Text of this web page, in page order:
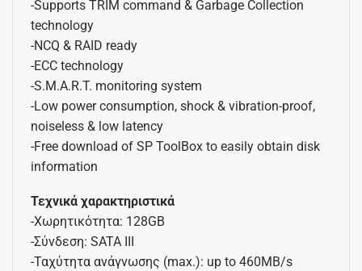
-Supports TRIM command & Garbage Collection
technology
-NCQ & RAID ready
-ECC technology
-S.M.A.R.T. monitoring system
-Low power consumption, shock & vibration-proof,
noiseless & low latency
-Free download of SP ToolBox to easily obtain disk
information
Τεχνικά χαρακτηριστικά
-Χωρητικότητα: 128GB
-Σύνδεση: SATA III
-Ταχύτητα ανάγνωσης (max.): up to 460MB/s